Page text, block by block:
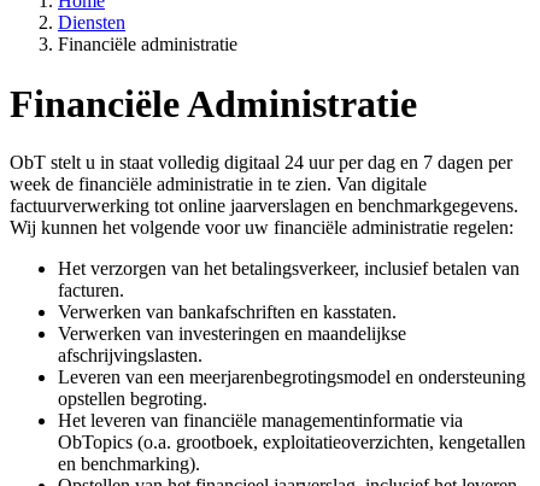
Diensten
Financiële administratie
Financiële Administratie
ObT stelt u in staat volledig digitaal 24 uur per dag en 7 dagen per
week de financiële administratie in te zien. Van digitale
factuurverwerking tot online jaarverslagen en benchmarkgegevens.
Wij kunnen het volgende voor uw financiële administratie regelen:
Het verzorgen van het betalingsverkeer, inclusief betalen van
facturen.
Verwerken van bankafschriften en kasstaten.
Verwerken van investeringen en maandelijkse
afschrijvingslasten.
Leveren van een meerjarenbegrotingsmodel en ondersteuning
opstellen begroting.
Het leveren van financiële managementinformatie via
ObTopics (o.a. grootboek, exploitatieoverzichten, kengetallen
en benchmarking).